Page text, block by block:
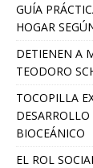
GUÍA
HOGAR
DETIENEN A
TEODORO
TOCOPILLA
BIOCEÁNICO
EL ROL